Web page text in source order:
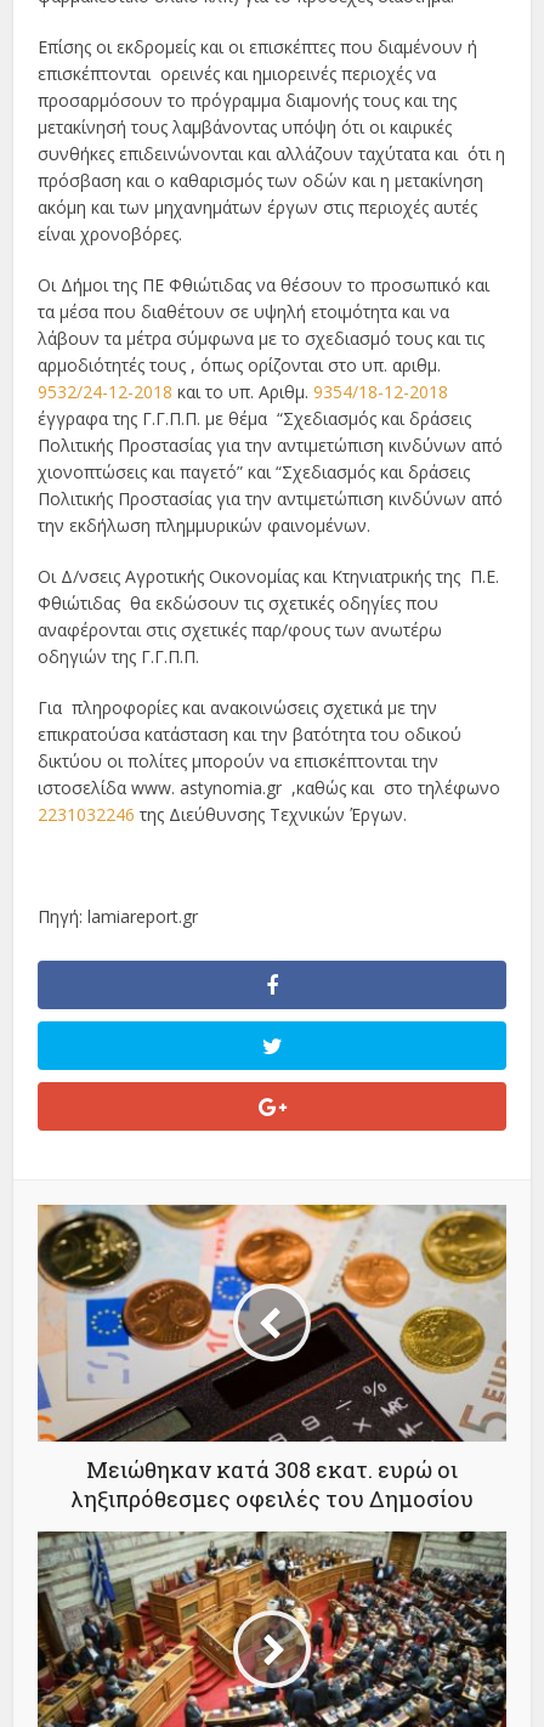
Επίσης οι εκδρομείς και οι επισκέπτες που διαμένουν ή
επισκέπτονται ορεινές και ημιορεινές περιοχές να
προσαρμόσουν το πρόγραμμα διαμονής τους και της
μετακίνησή τους λαμβάνοντας υπόψη ότι οι καιρικές
συνθήκες επιδεινώνονται και αλλάζουν ταχύτατα και ότι η
πρόσβαση και ο καθαρισμός των οδών και η μετακίνηση
ακόμη και των μηχανημάτων έργων στις περιοχές αυτές
είναι χρονοβόρες.
Οι Δήμοι της ΠΕ Φθιώτιδας να θέσουν το προσωπικό και
τα μέσα που διαθέτουν σε υψηλή ετοιμότητα και να
λάβουν τα μέτρα σύμφωνα με το σχεδιασμό τους και τις
αρμοδιότητές τους , όπως ορίζονται στο υπ. αριθμ.
9532/24-12-2018 και το υπ. Αριθμ.9354/18-12-2018
έγγραφα της Γ.Γ.Π.Π. με θέμα “Σχεδιασμός και δράσεις
Πολιτικής Προστασίας για την αντιμετώπιση κινδύνων από
χιονοπτώσεις και παγετό” και “Σχεδιασμός και δράσεις
Πολιτικής Προστασίας για την αντιμετώπιση κινδύνων από
την εκδήλωση πλημμυρικών φαινομένων.
Οι Δ/νσεις Αγροτικής Οικονομίας και Κτηνιατρικής της Π.Ε.
Φθιώτιδας θα εκδώσουν τις σχετικές οδηγίες που
αναφέρονται στις σχετικές παρ/φους των ανωτέρω
οδηγιών της Γ.Γ.Π.Π.
Για πληροφορίες και ανακοινώσεις σχετικά με την
επικρατούσα κατάσταση και την βατότητα του οδικού
δικτύου οι πολίτες μπορούν να επισκέπτονται την
ιστοσελίδα www. astynomia.gr ,καθώς και στο τηλέφωνο
2231032246 της Διεύθυνσης Τεχνικών Έργων.
Πηγή: lamiareport.gr
Μειώθηκαν κατά 308 εκατ. ευρώ οι
ληξιπρόθεσμες οφειλές του Δημοσίου